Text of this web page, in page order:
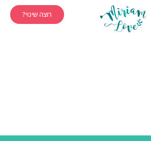
רוצה שינוי?